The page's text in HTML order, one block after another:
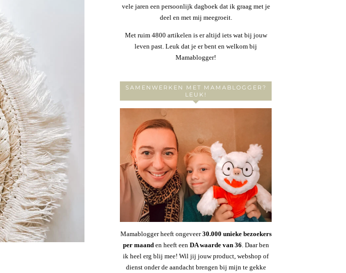
vele jaren een persoonlijk dagboek dat ik graag met je
deel en met mij meegroeit.
Met ruim 4800 artikelen is er altijd iets wat bij jouw
leven past. Leuk dat je er bent en welkom bij
Mamablogger!
SAMENWERKEN MET MAMABLOGGER?
LEUK!
Mamablogger heeft ongeveer30.000 unieke bezoekers
per maanden heeft een DA waarde van 36. Daar ben
ik heel erg blij mee! Wil jij jouw product, webshop of
dienst onder de aandacht brengen bij mijn te gekke